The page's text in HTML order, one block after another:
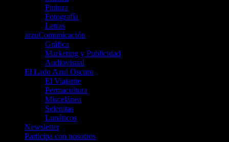
Pintura
Fotografía
Letras
arzuComunicación
Gráfica
Marketing y Publicidad
Audiovisual
El Lado Azul Oscuro
El Viajante
Permacultura
Miscelánea
Selenitas
Lunáticos
Newsletter
Participa con nosotros